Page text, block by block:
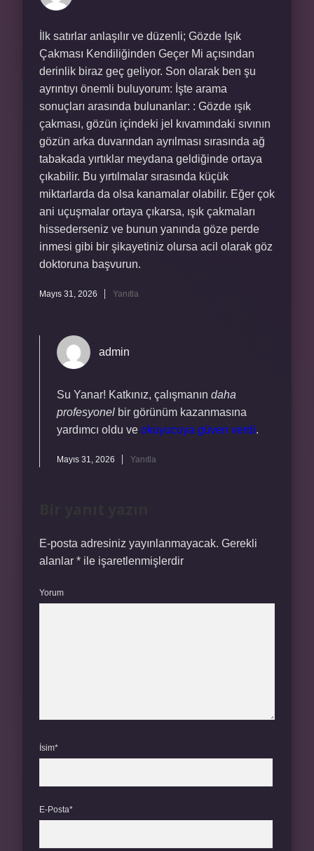
İlk satırlar anlaşılır ve düzenli; Gözde Işık
Çakması Kendiliğinden Geçer Mi açısından
derinlik biraz geç geliyor. Son olarak ben şu
ayrıntıyı önemli buluyorum: İşte arama
sonuçları arasında bulunanlar: : Gözde ışık
çakması, gözün içindeki jel kıvamındaki sıvının
gözün arka duvarından ayrılması sırasında ağ
tabakada yırtıklar meydana geldiğinde ortaya
çıkabilir. Bu yırtılmalar sırasında küçük
miktarlarda da olsa kanamalar olabilir. Eğer çok
ani uçuşmalar ortaya çıkarsa, ışık çakmaları
hissederseniz ve bunun yanında göze perde
inmesi gibi bir şikayetiniz olursa acil olarak göz
doktoruna başvurun.
Mayıs 31, 2026 Yanıtla
admin
Su Yanar! Katkınız, çalışmanın daha
profesyonel bir görünüm kazanmasına
yardımcı oldu ve okuyucuya güven verdi.
Mayıs 31, 2026 Yanıtla
E-posta adresiniz yayınlanmayacak. Gerekli
alanlar * ile işaretlenmişlerdir
Yorum
İsim*
E-Posta*